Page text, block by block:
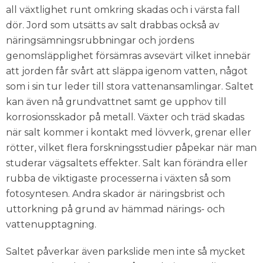
all växtlighet runt omkring skadas och i värsta fall
dör. Jord som utsätts av salt drabbas också av
näringsämningsrubbningar och jordens
genomsläpplighet försämras avsevärt vilket innebär
att jorden får svårt att släppa igenom vatten, något
som i sin tur leder till stora vattenansamlingar. Saltet
kan även nå grundvattnet samt ge upphov till
korrosionsskador på metall. Växter och träd skadas
när salt kommer i kontakt med lövverk, grenar eller
rötter, vilket flera forskningsstudier påpekar när man
studerar vägsaltets effekter. Salt kan förändra eller
rubba de viktigaste processerna i växten så som
fotosyntesen. Andra skador är näringsbrist och
uttorkning på grund av hämmad närings- och
vattenupptagning.
Saltet påverkar även parkslide men inte så mycket